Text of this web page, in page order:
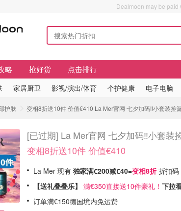
Dealmoon may be paid
略 抢好货 点击排行
家居厨卫 影视/演出/体育 个护健康 电子电脑
护肤 变相8折送10件 价值€410 La Mer官网 七夕加码‼️小套装捡
[已过期] La Mer官网 七夕加码‼️小套装
变相8折送10件 价值€410
La Mer 现有 独家满€200减€40=变相8折 折扣码
【送礼叠叠乐】 满€350直接送10件豪礼！ 下拉
订单满€150德国境内免运费